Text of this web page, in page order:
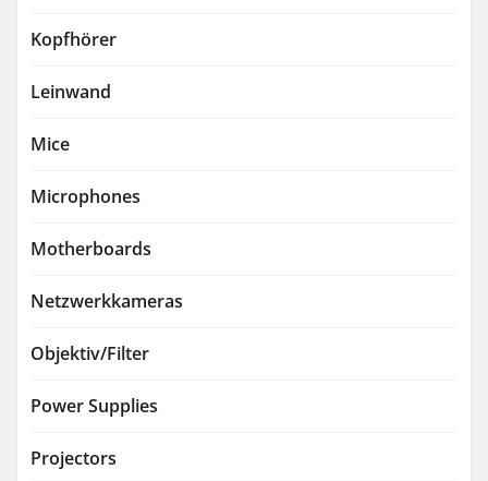
Kopfhörer
Leinwand
Mice
Microphones
Motherboards
Netzwerkkameras
Objektiv/Filter
Power Supplies
Projectors